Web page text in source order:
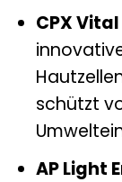
CPX
schützt
AP Light